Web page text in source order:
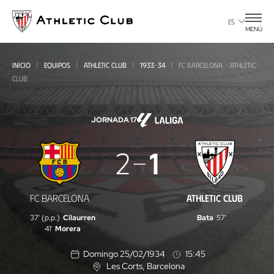
contenido
principal
ES
MENÚ
INICIO EQUIPOS ATHLETIC CLUB 1933-34
FC BARCELONA - ATHLETIC
CLUB
JORNADA 17
FC
Barcelona
-
Athletic
FC BARCELONA
2 1
ATHLETIC CLUB
37' (p.p.) Cilaurren
41' Morera
Bata 57'
Domingo 25/02/1934
15:45
U
Les Corts, Barcelona